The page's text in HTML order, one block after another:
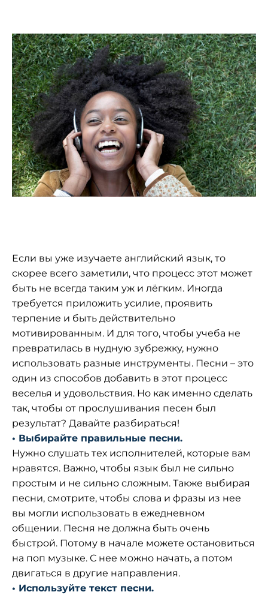
Если вы уже изучаете английский язык, то
скорее всего заметили, что процесс этот может
быть не всегда таким уж и лёгким. Иногда
требуется приложить усилие, проявить
терпение и быть действительно
мотивированным. И для того, чтобы учеба не
превратилась в нудную зубрежку, нужно
использовать разные инструменты. Песни – это
один из способов добавить в этот процесс
веселья и удовольствия. Но как именно сделать
так, чтобы от прослушивания песен был
результат? Давайте разбираться!
• Выбирайте правильные песни.
Нужно слушать тех исполнителей, которые вам
нравятся. Важно, чтобы язык был не сильно
простым и не сильно сложным. Также выбирая
песни, смотрите, чтобы слова и фразы из нее
вы могли использовать в ежедневном
общении. Песня не должна быть очень
быстрой. Потому в начале можете остановиться
на поп музыке. С нее можно начать, а потом
двигаться в другие направления.
• Используйте текст песни.